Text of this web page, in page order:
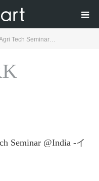
Tech Seminar…
Seminar @India -イ